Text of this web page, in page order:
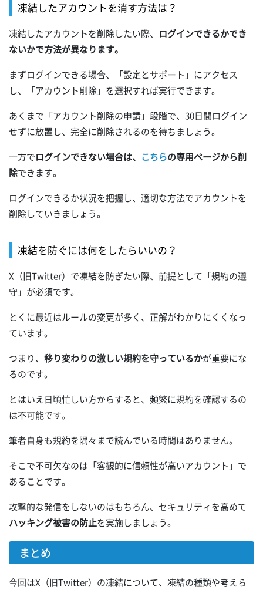
凍結したアカウントを消す方法は？
凍結したアカウントを削除したい際、 ログインできるかでき
ないかで方法が異なります。
まずログインできる場合、「設定とサポート」にアクセス
し、「アカウント削除」を選択すれば実行できます。
あくまで「アカウント削除の申請」段階で、30日間ログイン
せずに放置し、完全に削除されるのを待ちましょう。
一方でログインできない場合は、 こちらの専用ページから削
除できます。
ログインできるか状況を把握し、適切な方法でアカウントを
削除していきましょう。
凍結を防ぐには何をしたらいいの？
X（旧Twitter）で凍結を防ぎたい際、前提として「規約の遵
守」が必須です。
とくに最近はルールの変更が多く、正解がわかりにくくなっ
ています。
つまり、 移り変わりの激しい規約を守っているかが重要にな
るのです。
とはいえ日頃忙しい方からすると、頻繁に規約を確認するの
は不可能です。
筆者自身も規約を隅々まで読んでいる時間はありません。
そこで不可欠なのは「客観的に信頼性が高いアカウント」で
あることです。
攻撃的な発信をしないのはもちろん、セキュリティを高めて
ハッキング被害の防止を実施しましょう。
まとめ
今回はX（旧Twitter）の凍結について、凍結の種類や考えら